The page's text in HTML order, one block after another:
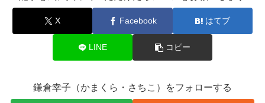
X Facebook はてブ
LINE コピー
鎌倉幸子（かまくら・さちこ）をフォローする